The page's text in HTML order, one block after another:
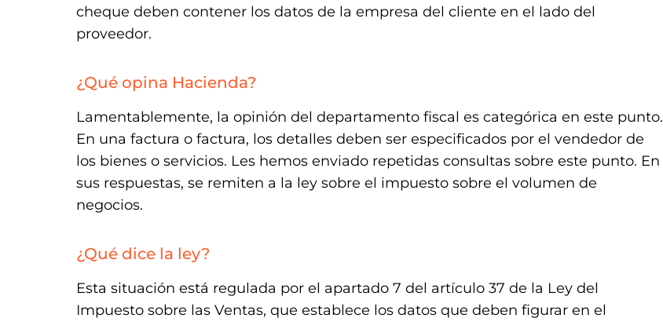
cheque deben contener los datos de la empresa del cliente en el lado del
proveedor.
¿Qué opina Hacienda?
Lamentablemente, la opinión del departamento fiscal es categórica en este punto.
En una factura o factura, los detalles deben ser especificados por el vendedor de
los bienes o servicios. Les hemos enviado repetidas consultas sobre este punto. En
sus respuestas, se remiten a la ley sobre el impuesto sobre el volumen de
negocios.
¿Qué dice la ley?
Esta situación está regulada por el apartado 7 del artículo 37 de la Ley del
Impuesto sobre las Ventas, que establece los datos que deben figurar en el